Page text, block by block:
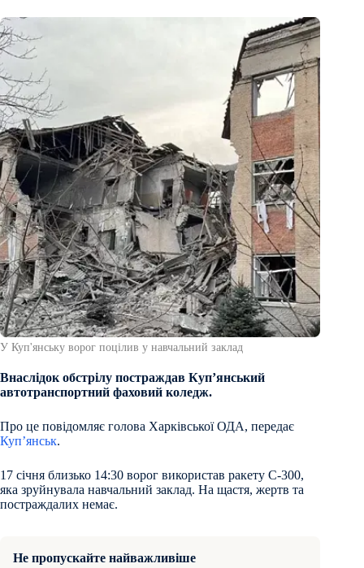
У Куп'янську ворог поцілив у навчальний заклад
Внаслідок обстрілу постраждав Куп’янський
автотранспортний фаховий коледж.
Про це повідомляє голова Харківської ОДА, передає
Куп’янськ.
17 січня близько 14:30 ворог використав ракету С-300,
яка зруйнувала навчальний заклад. На щастя, жертв та
постраждалих немає.
Не пропускайте найважливіше